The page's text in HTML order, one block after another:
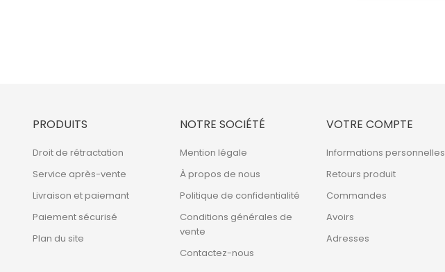
PRODUITS
Droit de rétractation
Service après-vente
Livraison et paiemant
Paiement sécurisé
Plan du site
NOTRE SOCIÉTÉ
Mention légale
À propos de nous
Politique de confidentialité
Conditions générales de
vente
Contactez-nous
VOTRE COMPTE
Informations personnelles
Retours produit
Commandes
Avoirs
Adresses